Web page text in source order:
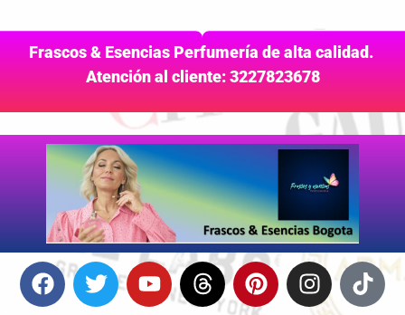
Frascos & Esencias Perfumería de alta calidad.
Atención al cliente: 3227823678